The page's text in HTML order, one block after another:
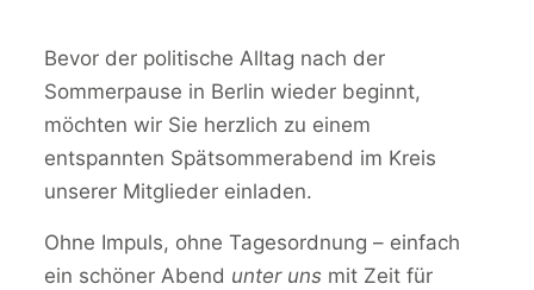
Bevor der politische Alltag nach der
Sommerpause in Berlin wieder beginnt,
möchten wir Sie herzlich zu einem
entspannten Spätsommerabend im Kreis
unserer Mitglieder einladen.
Ohne Impuls, ohne Tagesordnung – einfach
ein schöner Abend unter unsmit Zeit für